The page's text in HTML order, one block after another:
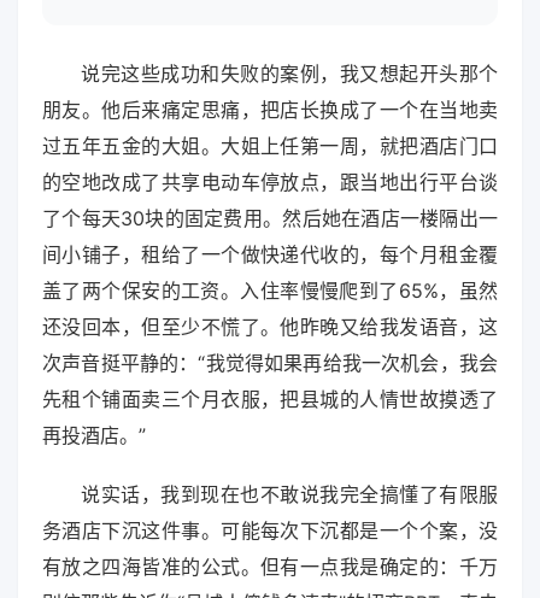
说完这些成功和失败的案例，我又想起开头那个
朋友。他后来痛定思痛，把店长换成了一个在当地卖
过五年五金的大姐。大姐上任第一周，就把酒店门口
的空地改成了共享电动车停放点，跟当地出行平台谈
了个每天30块的固定费用。然后她在酒店一楼隔出一
间小铺子，租给了一个做快递代收的，每个月租金覆
盖了两个保安的工资。入住率慢慢爬到了65%，虽然
还没回本，但至少不慌了。他昨晚又给我发语音，这
次声音挺平静的：“我觉得如果再给我一次机会，我会
先租个铺面卖三个月衣服，把县城的人情世故摸透了
再投酒店。”
说实话，我到现在也不敢说我完全搞懂了有限服
务酒店下沉这件事。可能每次下沉都是一个个案，没
有放之四海皆准的公式。但有一点我是确定的：千万